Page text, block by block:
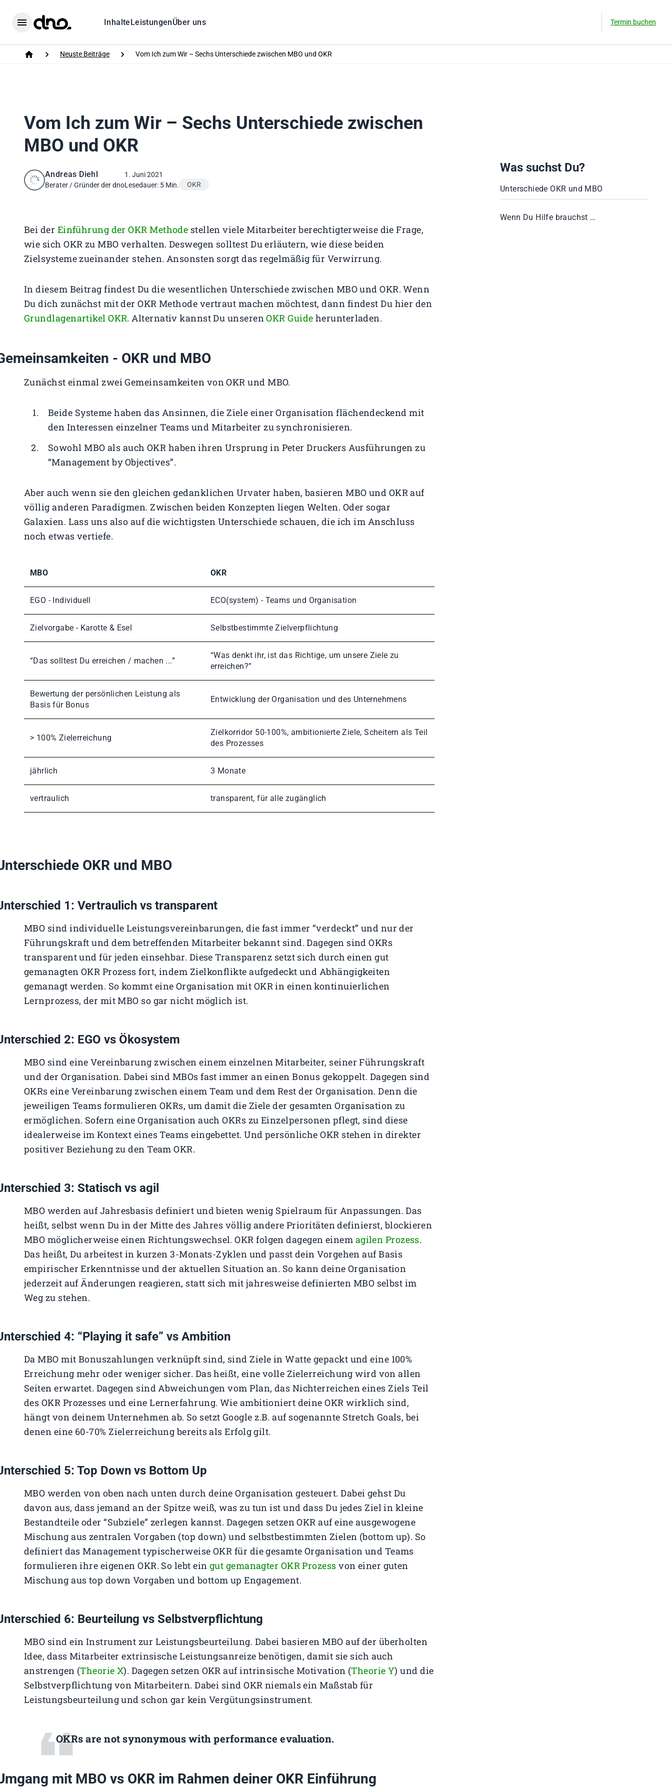
Menu
Home InhalteLeistungenÜber uns Termin buchen
Neuste Beiträge Vom Ich zum Wir – Sechs Unterschiede zwischen MBO und OKR
Vom Ich zum Wir – Sechs Unterschiede zwischen
MBO und OKR
Andreas Diehl
Berater / Gründer der dno
1. Juni 2021
Lesedauer: 5 Min.
OKR
Bei der Einführung der OKR Methode stellen viele Mitarbeiter berechtigterweise die Frage,
wie sich OKR zu MBO verhalten. Deswegen solltest Du erläutern, wie diese beiden
Zielsysteme zueinander stehen. Ansonsten sorgt das regelmäßig für Verwirrung.
In diesem Beitrag findest Du die wesentlichen Unterschiede zwischen MBO und OKR. Wenn
Du dich zunächst mit der OKR Methode vertraut machen möchtest, dann findest Du hier den
Grundlagenartikel OKR. Alternativ kannst Du unserenOKR Guide herunterladen.
- OKR und MBO
Zunächst einmal zwei Gemeinsamkeiten von OKR und MBO.
Beide Systeme haben das Ansinnen, die Ziele einer Organisation flächendeckend mit
den Interessen einzelner Teams und Mitarbeiter zu synchronisieren.
Sowohl MBO als auch OKR haben ihren Ursprung in Peter Druckers Ausführungen zu
“Management by Objectives”.
Aber auch wenn sie den gleichen gedanklichen Urvater haben, basieren MBO und OKR auf
völlig anderen Paradigmen. Zwischen beiden Konzepten liegen Welten. Oder sogar
Galaxien. Lass uns also auf die wichtigsten Unterschiede schauen, die ich im Anschluss
noch etwas vertiefe.
MBO OKR
EGO - Individuell ECO(system) - Teams und Organisation
Zielvorgabe - Karotte & Esel Selbstbestimmte Zielverpflichtung
“Das solltest Du erreichen / machen ...”
“Was denkt ihr, ist das Richtige, um unsere Ziele zu
erreichen?”
Bewertung der persönlichen Leistung als
Basis für Bonus
Entwicklung der Organisation und des Unternehmens
> 100% Zielerreichung
Zielkorridor 50-100%, ambitionierte Ziele, Scheitern als Teil
des Prozesses
jährlich 3 Monate
vertraulich transparent, für alle zugänglich
OKR und MBO
1: Vertraulich vs transparent
MBO sind individuelle Leistungsvereinbarungen, die fast immer “verdeckt” und nur der
Führungskraft und dem betreffenden Mitarbeiter bekannt sind. Dagegen sind OKRs
transparent und für jeden einsehbar. Diese Transparenz setzt sich durch einen gut
gemanagten OKR Prozess fort, indem Zielkonflikte aufgedeckt und Abhängigkeiten
gemanagt werden. So kommt eine Organisation mit OKR in einen kontinuierlichen
Lernprozess, der mit MBO so gar nicht möglich ist.
2: EGO vs Ökosystem
MBO sind eine Vereinbarung zwischen einem einzelnen Mitarbeiter, seiner Führungskraft
und der Organisation. Dabei sind MBOs fast immer an einen Bonus gekoppelt. Dagegen sind
OKRs eine Vereinbarung zwischen einem Team und dem Rest der Organisation. Denn die
jeweiligen Teams formulieren OKRs, um damit die Ziele der gesamten Organisation zu
ermöglichen. Sofern eine Organisation auch OKRs zu Einzelpersonen pflegt, sind diese
idealerweise im Kontext eines Teams eingebettet. Und persönliche OKR stehen in direkter
positiver Beziehung zu den Team OKR.
3: Statisch vs agil
MBO werden auf Jahresbasis definiert und bieten wenig Spielraum für Anpassungen. Das
heißt, selbst wenn Du in der Mitte des Jahres völlig andere Prioritäten definierst, blockieren
MBO möglicherweise einen Richtungswechsel. OKR folgen dagegen einem agilen Prozess.
Das heißt, Du arbeitest in kurzen 3-Monats-Zyklen und passt dein Vorgehen auf Basis
empirischer Erkenntnisse und der aktuellen Situation an. So kann deine Organisation
jederzeit auf Änderungen reagieren, statt sich mit jahresweise definierten MBO selbst im
Weg zu stehen.
4: “Playing it safe” vs Ambition
Da MBO mit Bonuszahlungen verknüpft sind, sind Ziele in Watte gepackt und eine 100%
Erreichung mehr oder weniger sicher. Das heißt, eine volle Zielerreichung wird von allen
Seiten erwartet. Dagegen sind Abweichungen vom Plan, das Nichterreichen eines Ziels Teil
des OKR Prozesses und eine Lernerfahrung. Wie ambitioniert deine OKR wirklich sind,
hängt von deinem Unternehmen ab. So setzt Google z.B. auf sogenannte Stretch Goals, bei
denen eine 60-70% Zielerreichung bereits als Erfolg gilt.
5: Top Down vs Bottom Up
MBO werden von oben nach unten durch deine Organisation gesteuert. Dabei gehst Du
davon aus, dass jemand an der Spitze weiß, was zu tun ist und dass Du jedes Ziel in kleine
Bestandteile oder “Subziele” zerlegen kannst. Dagegen setzen OKR auf eine ausgewogene
Mischung aus zentralen Vorgaben (top down) und selbstbestimmten Zielen (bottom up). So
definiert das Management typischerweise OKR für die gesamte Organisation und Teams
formulieren ihre eigenen OKR. So lebt ein gut gemanagter OKR Prozess von einer guten
Mischung aus top down Vorgaben und bottom up Engagement.
6: Beurteilung vs Selbstverpflichtung
MBO sind ein Instrument zur Leistungsbeurteilung. Dabei basieren MBO auf der überholten
Idee, dass Mitarbeiter extrinsische Leistungsanreize benötigen, damit sie sich auch
anstrengen (Theorie X). Dagegen setzen OKR auf intrinsische Motivation (Theorie Y) und die
Selbstverpflichtung von Mitarbeitern. Dabei sind OKR niemals ein Maßstab für
Leistungsbeurteilung und schon gar kein Vergütungsinstrument.
OKRs are not synonymous with performance evaluation.
mit MBO vs OKR im Rahmen deiner OKR Einführung
Was suchst Du?
Unterschiede OKR und MBO
Wenn Du Hilfe brauchst …